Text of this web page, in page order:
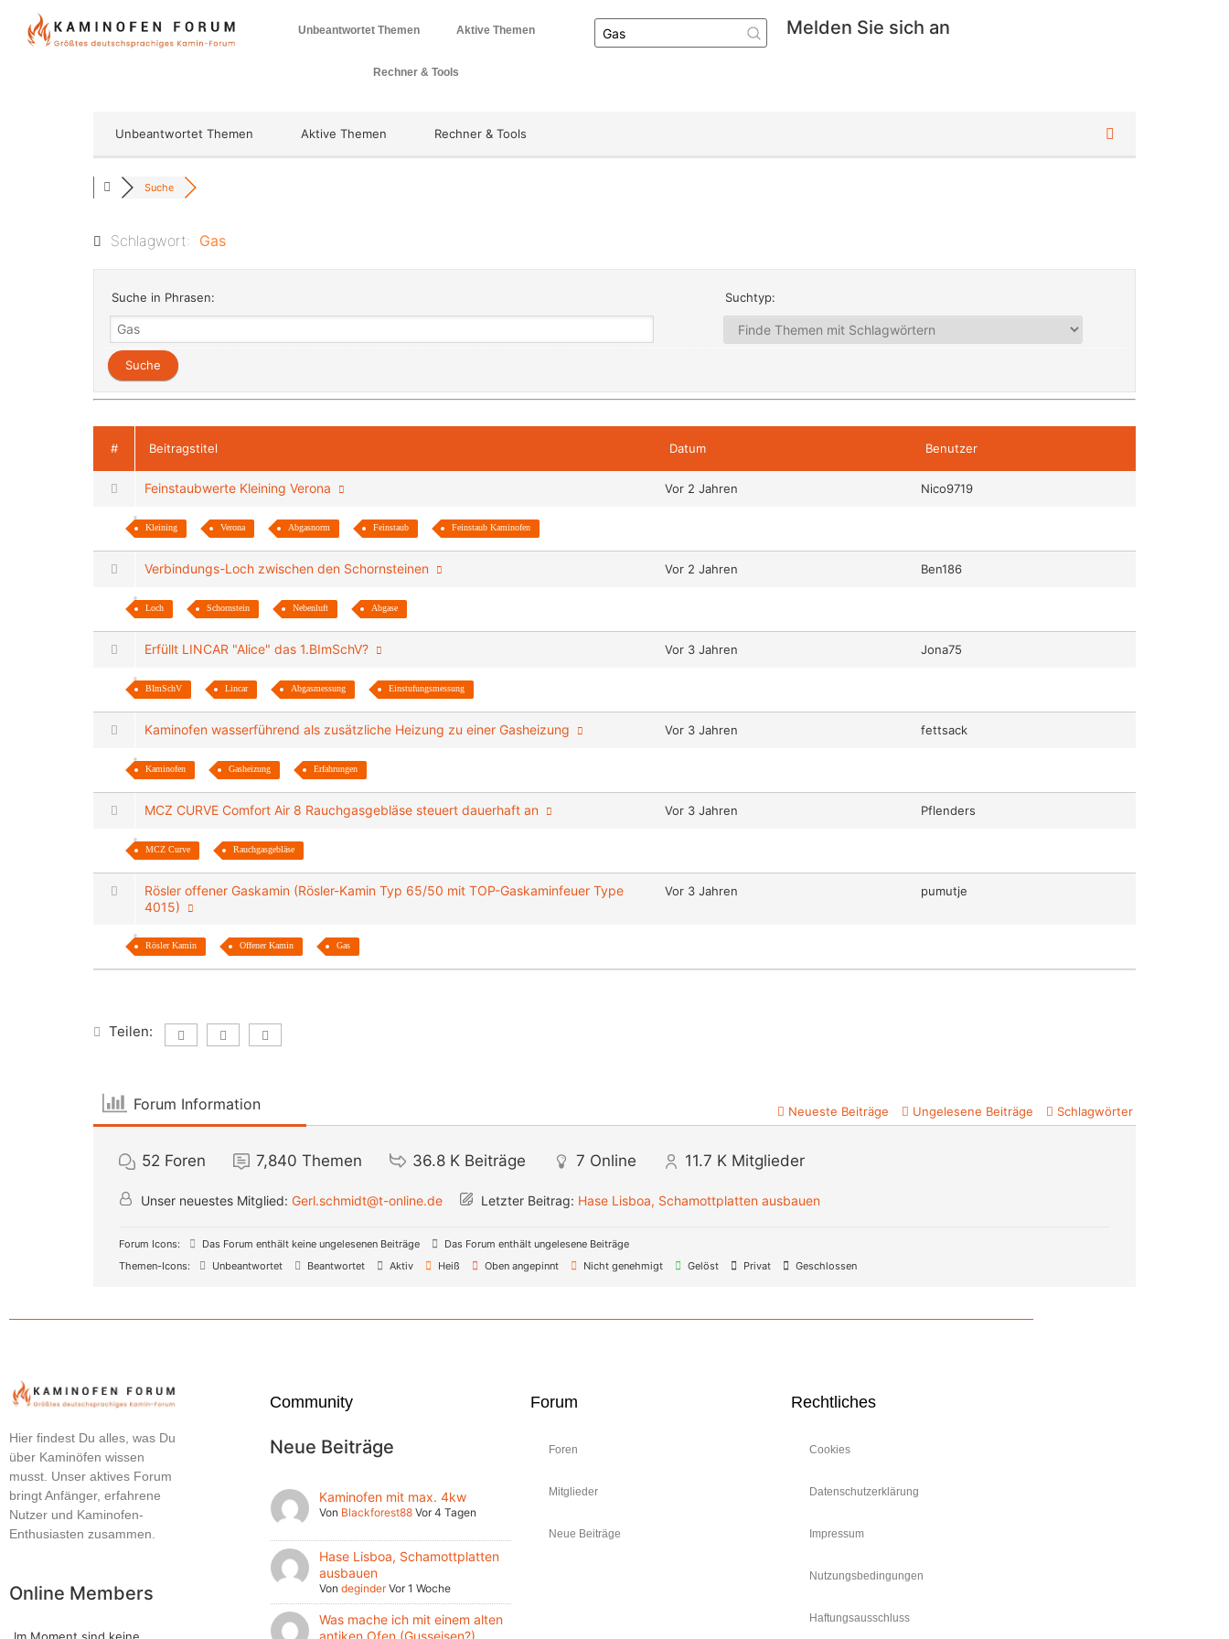
Unbeantwortet Themen Aktive Themen
Rechner & Tools
Melden Sie sich an
Unbeantwortet Themen Aktive Themen Rechner & Tools
Suche
Schlagwort: Gas
Suche in Phrasen: Suchtyp:
# Beitragstitel Datum Benutzer
Feinstaubwerte Kleining Verona Vor 2 Jahren Nico9719
Kleining Verona Abgasnorm Feinstaub Feinstaub Kaminofen
Verbindungs-Loch zwischen den Schornsteinen Vor 2 Jahren Ben186
Loch Schornstein Nebenluft Abgase
Erfüllt LINCAR "Alice" das 1.BImSchV? Vor 3 Jahren Jona75
BImSchV Lincar Abgasmessung Einstufungsmessung
Kaminofen wasserführend als zusätzliche Heizung zu einer Gasheizung Vor 3 Jahren fettsack
Kaminofen Gasheizung Erfahrungen
MCZ CURVE Comfort Air 8 Rauchgasgebläse steuert dauerhaft an Vor 3 Jahren Pflenders
MCZ Curve Rauchgasgebläse
Rösler offener Gaskamin (Rösler-Kamin Typ 65/50 mit TOP-Gaskaminfeuer Type
4015)
Vor 3 Jahren pumutje
Rösler Kamin Offener Kamin Gas
Teilen:
Forum Information Neueste Beiträge Ungelesene Beiträge Schlagwörter
52 Foren 7,840 Themen 36.8 K Beiträge 7 Online 11.7 K Mitglieder
Unser neuestes Mitglied: Gerl.schmidt@t-online.de Letzter Beitrag: Hase Lisboa, Schamottplatten ausbauen
Forum Icons: Das Forum enthält keine ungelesenen Beiträge
Das Forum enthält ungelesene Beiträge
Themen-Icons:
Unbeantwortet Beantwortet Aktiv Heiß Oben angepinnt Nicht genehmigt Gelöst Privat Geschlossen
Hier findest Du alles, was Du
über Kaminöfen wissen
musst. Unser aktives Forum
bringt Anfänger, erfahrene
Nutzer und Kaminofen-
Enthusiasten zusammen.
Online Members
Community
Neue Beiträge
Kaminofen mit max. 4kw
Von Blackforest88 Vor 4 Tagen
Hase Lisboa, Schamottplatten
ausbauen
Von deginder Vor 1 Woche
Was mache ich mit einem alten
antiken Ofen (Gusseisen?)
Forum
Foren
Mitglieder
Neue Beiträge
Rechtliches
Cookies
Datenschutzerklärung
Impressum
Nutzungsbedingungen
Haftungsausschluss